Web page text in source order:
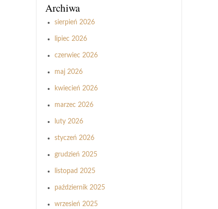
Archiwa
sierpień 2026
lipiec 2026
czerwiec 2026
maj 2026
kwiecień 2026
marzec 2026
luty 2026
styczeń 2026
grudzień 2025
listopad 2025
październik 2025
wrzesień 2025